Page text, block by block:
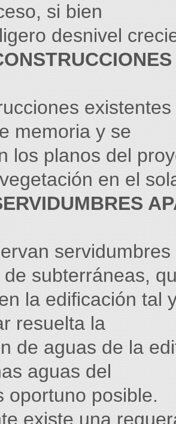
si bien
desnivel
memoria y se
los planos del
en el
subterráneas,
la edificación tal
resuelta la
de aguas de la
aguas del
oportuno posible.
existe una